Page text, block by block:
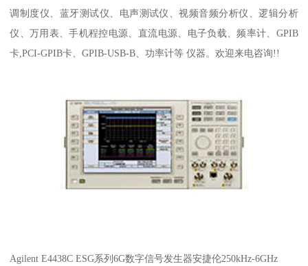
调制度仪、蓝牙测试仪、电声测试仪、视频音频分析仪、逻辑分析
仪、万用表、手机程控电源、直流电源、电子负载、频率计、GPIB
卡,PCI-GPIB卡、GPIB-USB-B、功率计等 仪器。欢迎来电咨询!!
Agilent E4438C ESG系列6G数字信号发生器安捷伦250kHz-6GHz